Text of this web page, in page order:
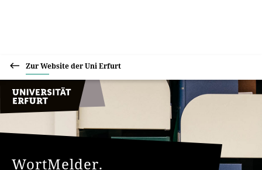
Zur Website der Uni Erfurt
WortMelder.